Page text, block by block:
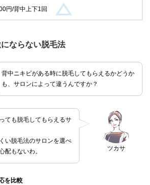
円/背中上下1回
ならない脱毛法
背中ニキビがある時に脱毛してもらえるかどうか
も、サロンによって違うんですか？
ツカサ
ても脱毛してもらえるサ
い脱毛法のサロンを選べ
配もないわ。
を比較